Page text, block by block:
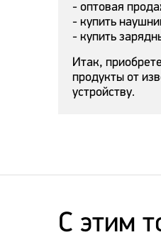
- оптовая
- купить
- купить
Итак,
продукты от
устройству.
C этим